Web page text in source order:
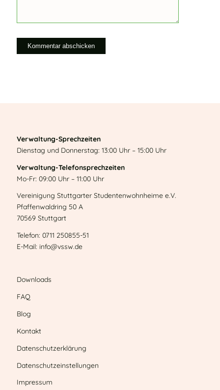
Verwaltung-Sprechzeiten
Dienstag und Donnerstag: 13:00 Uhr – 15:00 Uhr
Verwaltung-Telefonsprechzeiten
Mo-Fr: 09:00 Uhr – 11:00 Uhr
Vereinigung Stuttgarter Studentenwohnheime e.V.
Pfaffenwaldring 50 A
70569 Stuttgart
Telefon: 0711 250855-51
E-Mail: info@vssw.de
Downloads
FAQ
Blog
Kontakt
Datenschutzerklärung
Datenschutzeinstellungen
Impressum